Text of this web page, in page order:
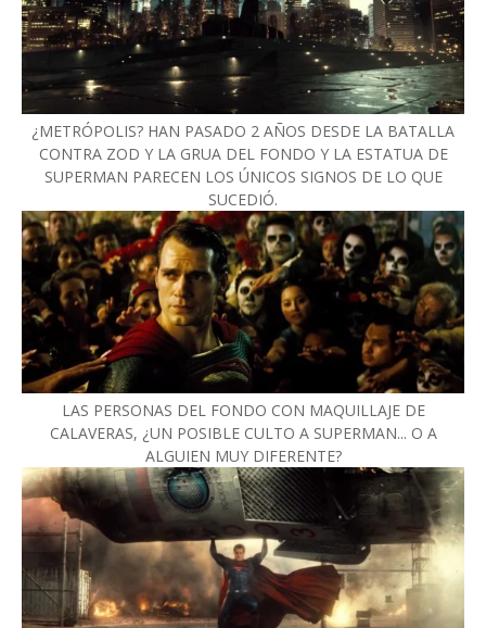
¿METRÓPOLIS? HAN PASADO 2 AÑOS DESDE LA BATALLA
CONTRA ZOD Y LA GRUA DEL FONDO Y LA ESTATUA DE
SUPERMAN PARECEN LOS ÚNICOS SIGNOS DE LO QUE
SUCEDIÓ.
LAS PERSONAS DEL FONDO CON MAQUILLAJE DE
CALAVERAS, ¿UN POSIBLE CULTO A SUPERMAN... O A
ALGUIEN MUY DIFERENTE?